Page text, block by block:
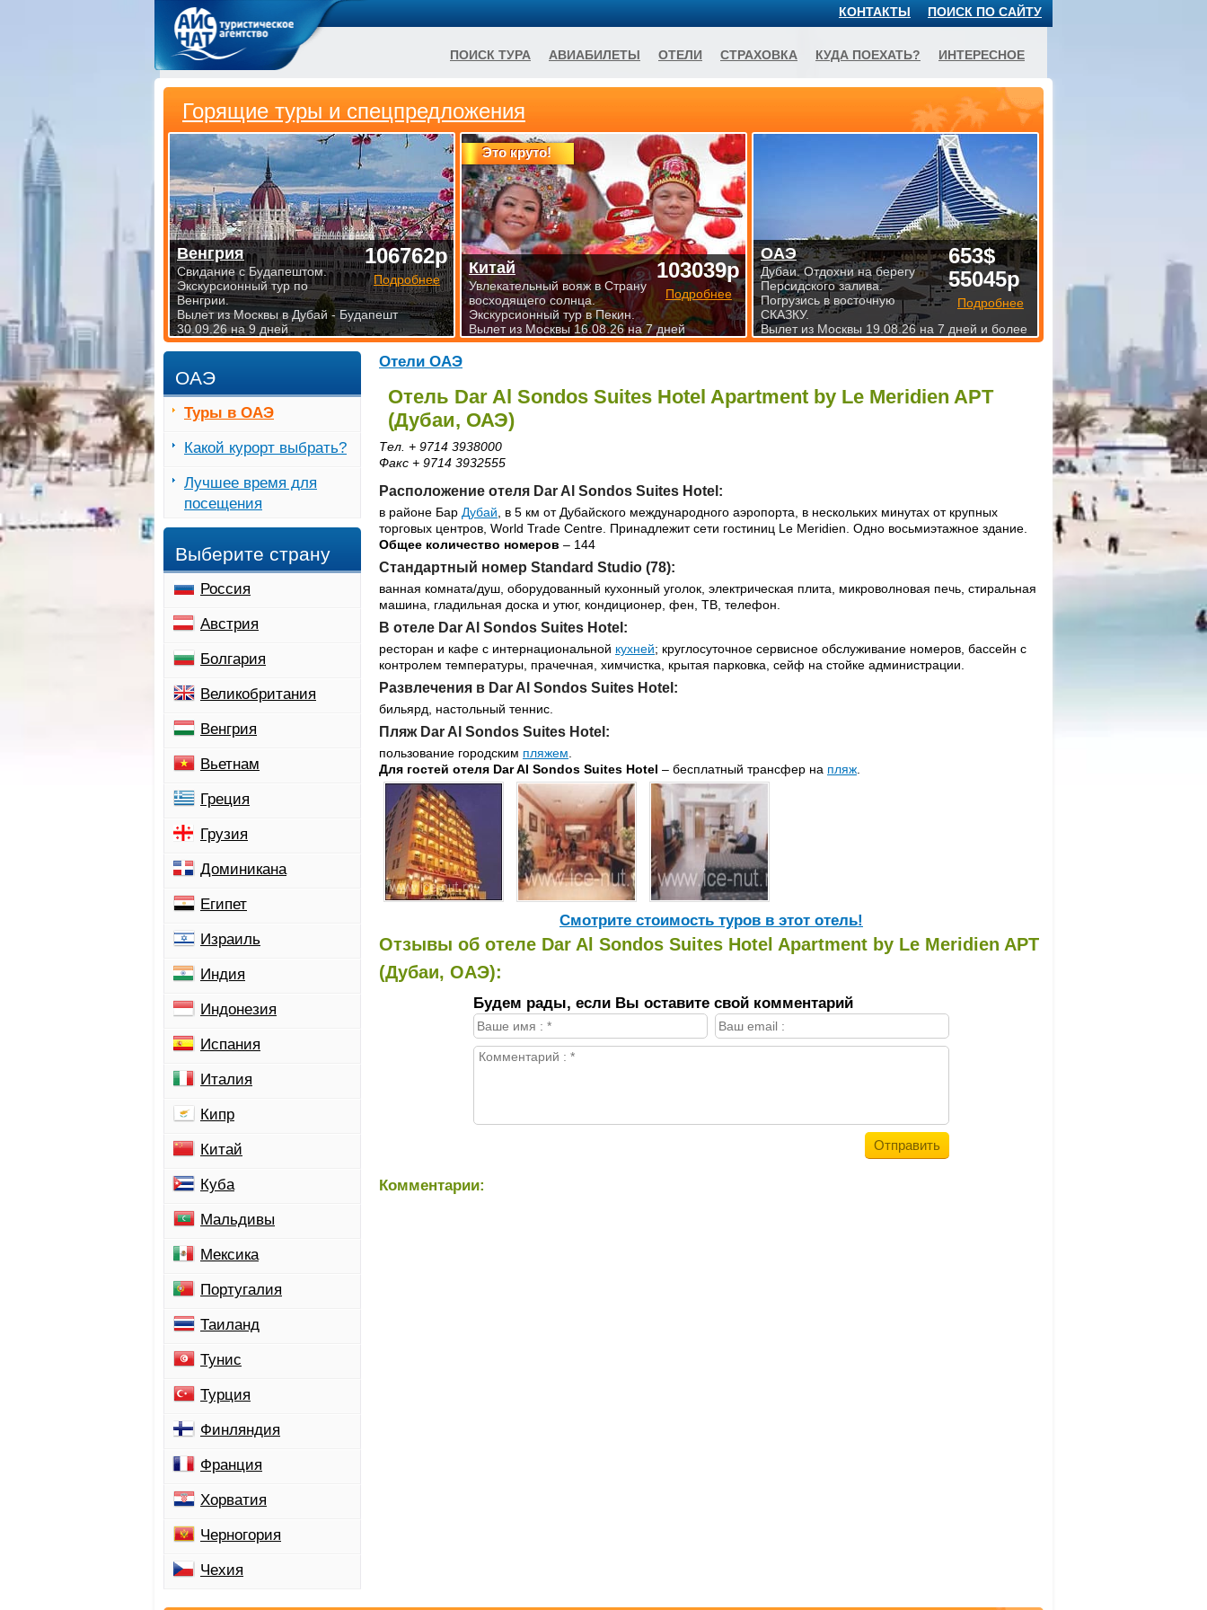
Отели ОАЭ
Отель Dar Al Sondos Suites Hotel Apartment by Le Meridien APT
(Дубаи, ОАЭ)
Тел. + 9714 3938000
Факс + 9714 3932555
Расположение отеля Dar Al Sondos Suites Hotel:
в районе Бар Дубай , в 5 км от Дубайского международного аэропорта, в нескольких минутах от крупных
торговых центров, World Trade Centre. Принадлежит сети гостиниц Le Meridien. Одно восьмиэтажное здание.
Общее количество номеров – 144
Стандартный номер Standard Studio (78):
ванная комната/душ, оборудованный кухонный уголок, электрическая плита, микроволновая печь, стиральная
машина, гладильная доска и утюг, кондиционер, фен, ТВ, телефон.
В отеле Dar Al Sondos Suites Hotel:
ресторан и кафе с интернациональной кухней; круглосуточное сервисное обслуживание номеров, бассейн с
контролем температуры, прачечная, химчистка, крытая парковка, сейф на стойке администрации.
Развлечения в Dar Al Sondos Suites Hotel:
бильярд, настольный теннис.
Пляж Dar Al Sondos Suites Hotel:
пользование городским пляжем
Для гостей отеля Dar Al Sondos Suites Hotel – бесплатный трансфер на пляж
Cмотрите стоимость туров в этот отель!
Отзывы об отеле Dar Al Sondos Suites Hotel Apartment by Le Meridien APT
(Дубаи, ОАЭ):
Будем рады, если Вы оставите свой комментарий
Комментарии:
ОАЭ
Туры в ОАЭ
Какой курорт выбрать?
Лучшее время для
посещения
Выберите страну
Россия
Австрия
Болгария
Великобритания
Венгрия
Вьетнам
Греция
Грузия
Доминикана
Египет
Израиль
Индия
Индонезия
Испания
Италия
Кипр
Китай
Куба
Мальдивы
Мексика
Португалия
Таиланд
Тунис
Турция
Финляндия
Франция
Хорватия
Черногория
Чехия
Горящие туры и спецпредложения
106762р
Подробнее
Венгрия
Свидание с Будапештом.
Экскурсионный тур по
Венгрии.
Вылет из Москвы в Дубай - Будапешт
30.09.26 на 9 дней
Это круто!
103039р
Подробнее
Китай
Увлекательный вояж в Страну
восходящего солнца.
Экскурсионный тур в Пекин.
Вылет из Москвы 16.08.26 на 7 дней
653$
55045р
Подробнее
ОАЭ
Дубаи. Отдохни на берегу
Персидского залива.
Погрузись в восточную
СКАЗКУ.
Вылет из Москвы 19.08.26 на 7 дней и более
ПОИСК ПО САЙТУ
КОНТАКТЫ
ПОИСК ТУРА АВИАБИЛЕТЫ ОТЕЛИ СТРАХОВКА КУДА ПОЕХАТЬ? ИНТЕРЕСНОЕ